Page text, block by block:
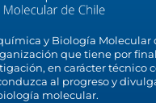
y Biología Molecular
que tiene por
en carácter técnico
al progreso y
molecular.